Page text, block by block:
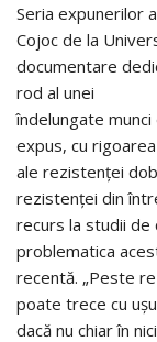
Seria expunerilor
Cojoc de la
documentare
rod al unei
îndelungate
expus, cu
ale rezistenţei
rezistenţei din
recurs la studii de
problematica
recentă. „Peste
poate trece cu
dacă nu chiar în